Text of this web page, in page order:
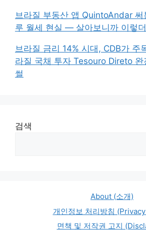
브라질 부동산 앱 QuintoAndar 써
루 월세 현실 — 살아보니까 이렇
브라질 금리 14% 시대, CDB가 주
라질 국채 투자 Tesouro Direto
썰
검색
About (소개)
개인정보 처리방침
면책 및 저작권 고지